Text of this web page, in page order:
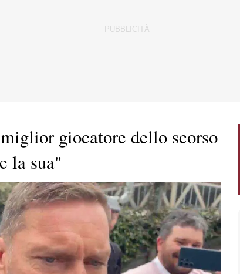
giocatore dello scorso
la sua"